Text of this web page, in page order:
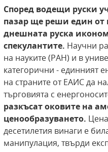
Според водещи руски
пазар ще реши един от
днешната руска
спекулантите. Научни
на науките (РАН) и в
категорични - единният
на страните от ЕАИС да
търговията с
разкъсат оковите на
ценообразуването.
десетилетия винаги е
манипулация, твърди